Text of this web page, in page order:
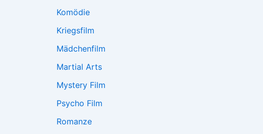
Komödie
Kriegsfilm
Mädchenfilm
Martial Arts
Mystery Film
Psycho Film
Romanze